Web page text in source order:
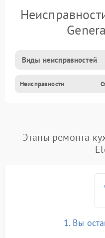
Виды неисправностей
Неисправности
Этапы ремонта
1. Вы